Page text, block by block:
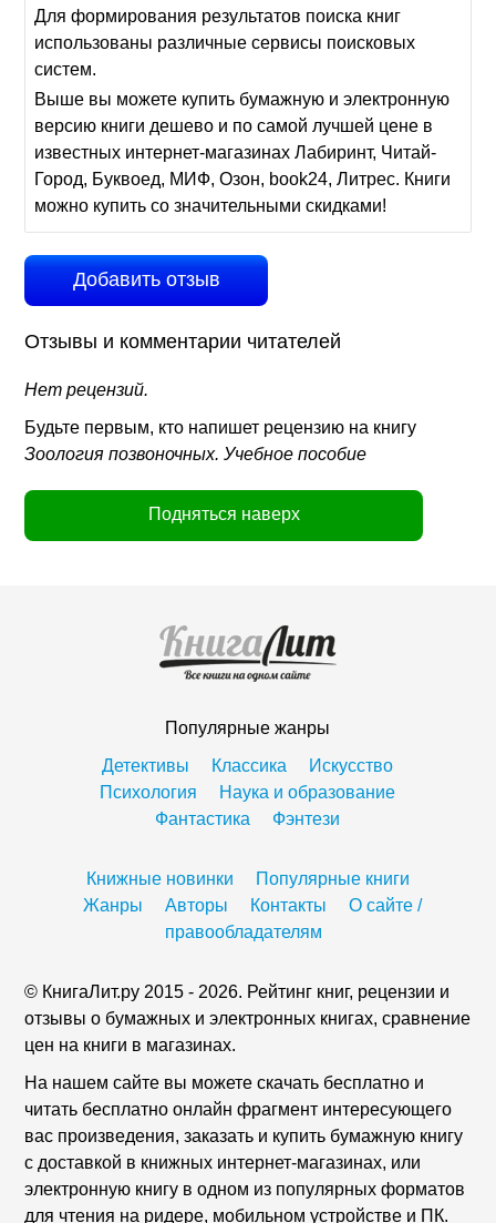
Для формирования результатов поиска книг
использованы различные сервисы поисковых
систем.
Выше вы можете купить бумажную и электронную
версию книги дешево и по самой лучшей цене в
известных интернет-магазинах Лабиринт, Читай-
Город, Буквоед, МИФ, Озон, book24, Литрес. Книги
можно купить со значительными скидками!
Добавить отзыв
Отзывы и комментарии читателей
Нет рецензий.
Будьте первым, кто напишет рецензию на книгу
Зоология позвоночных. Учебное пособие
Подняться наверх
Популярные жанры
Детективы
Классика
Искусство
Психология
Наука и образование
Фантастика
Фэнтези
Книжные новинки
Популярные книги
Жанры
Авторы Контакты
О сайте /
правообладателям
© КнигаЛит.ру 2015 - 2026. Рейтинг книг, рецензии и
отзывы о бумажных и электронных книгах, сравнение
цен на книги в магазинах.
На нашем сайте вы можете скачать бесплатно и
читать бесплатно онлайн фрагмент интересующего
вас произведения, заказать и купить бумажную книгу
с доставкой в книжных интернет-магазинах, или
электронную книгу в одном из популярных форматов
для чтения на ридере, мобильном устройстве и ПК.